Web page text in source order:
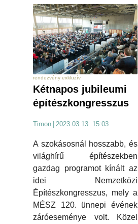
rendezvény exkluzív
Kétnapos jubileumi
építészkongresszus
Timon | 2023.03.13. 15:03
A szokásosnál hosszabb, és
világhírű építészekben
gazdag programot kínált az
idei Nemzetközi
Építészkongresszus, mely a
MÉSZ 120. ünnepi évének
záróeseménye volt. Közel